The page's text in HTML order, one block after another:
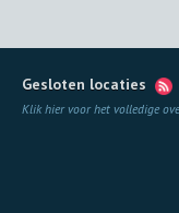
Gesloten locaties
Klik hier voor het volledige